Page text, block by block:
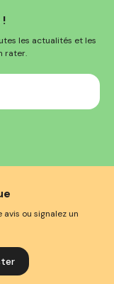
les actualités et les
rater.
ou signalez un